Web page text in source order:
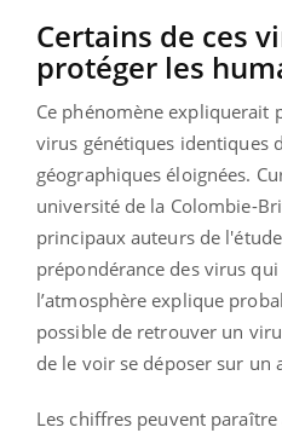
Certains de ces
protéger les
Ce phénomène expliquerait
virus génétiques identiques
géographiques éloignées.
université de la Colombie-
principaux auteurs de
prépondérance des virus
l’atmosphère explique
possible de retrouver un
de le voir se déposer sur un
Les chiffres peuvent